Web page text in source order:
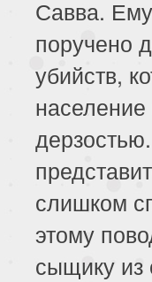
Савва.
поручено
убийств,
слишком
этому
сыщику из